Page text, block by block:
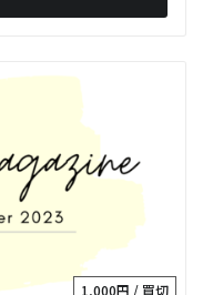
1,000円 / 買切